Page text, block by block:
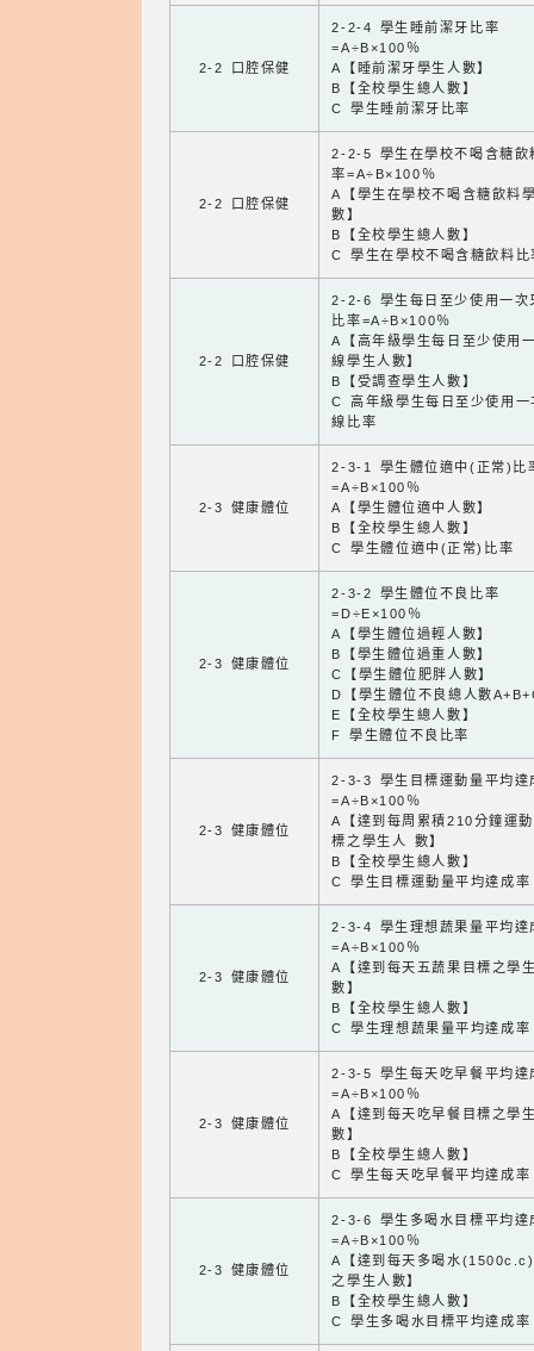
2-2 口腔保健
2-2-4 學生睡前潔牙比率
=A÷B×100％
A【睡前潔牙學生人數】
B【全校學生總人數】
C 學生睡前潔牙比率
2-2 口腔保健
2-2-5 學生在學校不喝含糖飲
率=A÷B×100％
A【學生在學校不喝含糖飲料
數】
B【全校學生總人數】
C 學生在學校不喝含糖飲料比
2-2 口腔保健
2-2-6 學生每日至少使用一次
比率=A÷B×100％
A【高年級學生每日至少使用
線學生人數】
B【受調查學生人數】
C 高年級學生每日至少使用一
線比率
2-3 健康體位
2-3-1 學生體位適中(正常)比
=A÷B×100％
A【學生體位適中人數】
B【全校學生總人數】
C 學生體位適中(正常)比率
2-3 健康體位
2-3-2 學生體位不良比率
=D÷E×100％
A【學生體位過輕人數】
B【學生體位過重人數】
C【學生體位肥胖人數】
D【學生體位不良總人數
E【全校學生總人數】
F 學生體位不良比率
2-3 健康體位
2-3-3 學生目標運動量平均達
=A÷B×100％
A【達到每周累積210分鐘運
標之學生人 數】
B【全校學生總人數】
C 學生目標運動量平均達成率
2-3 健康體位
2-3-4 學生理想蔬果量平均達
=A÷B×100％
A【達到每天五蔬果目標之學
數】
B【全校學生總人數】
C 學生理想蔬果量平均達成率
2-3 健康體位
2-3-5 學生每天吃早餐平均達
=A÷B×100％
A【達到每天吃早餐目標之學
數】
B【全校學生總人數】
C 學生每天吃早餐平均達成率
2-3 健康體位
2-3-6 學生多喝水目標平均達
=A÷B×100％
A【達到每天多喝水
之學生人數】
B【全校學生總人數】
C 學生多喝水目標平均達成率